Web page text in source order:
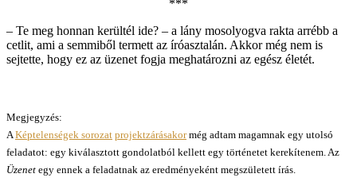
***
– Te meg honnan kerültél ide? – a lány mosolyogva rakta arrébb a
cetlit, ami a semmiből termett az íróasztalán. Akkor még nem is
sejtette, hogy ez az üzenet fogja meghatározni az egész életét.
Megjegyzés:
AKéptelenségek sorozat projektzárásakormég adtam magamnak egy utolsó
feladatot: egy kiválasztott gondolatból kellett egy történetet kerekítenem. Az
Üzenet egy ennek a feladatnak az eredményeként megszületett írás.